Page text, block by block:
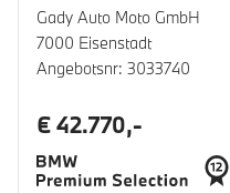
Gady Auto Moto GmbH
7000 Eisenstadt
Angebotsnr: 3033740
€ 42.770,-